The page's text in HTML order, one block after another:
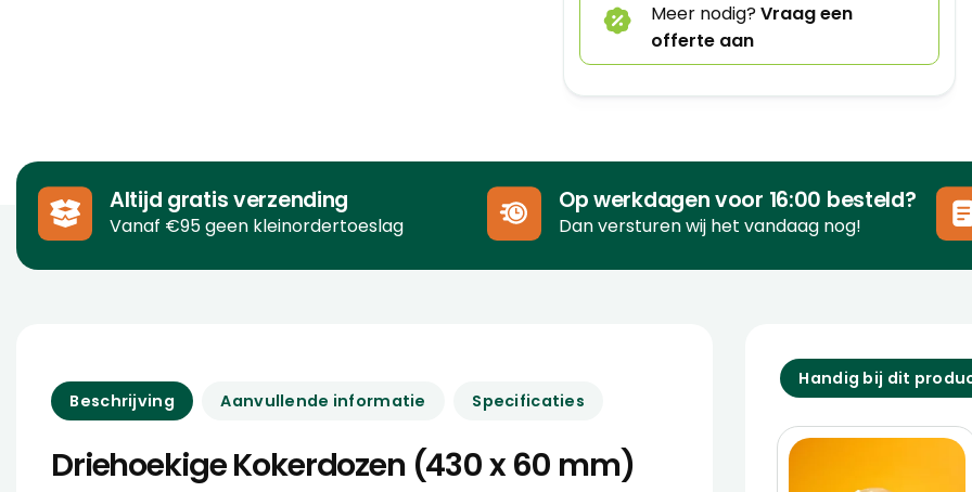
Meer nodig?Vraag een
offerte aan
Altijd gratis verzending
Vanaf €95 geen kleinordertoeslag
Op werkdagen voor 16:00 besteld?
Dan versturen wij het vandaag nog!
Beschrijving Aanvullende informatie Specificaties
Driehoekige Kokerdozen (430 x 60 mm)
Handig bij dit